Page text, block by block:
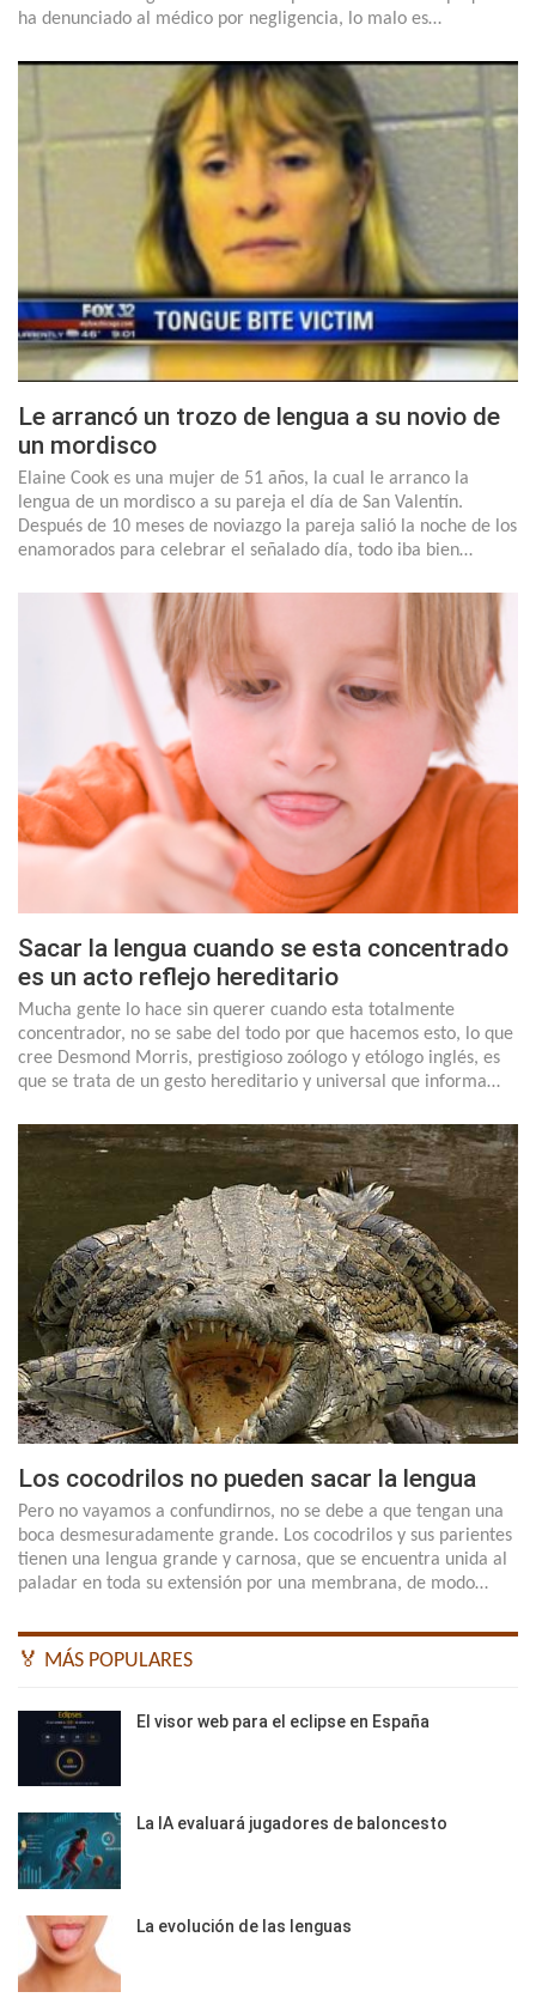
ha denunciado al médico por negligencia, lo malo es…
Le arrancó un trozo de lengua a su novio de
un mordisco
Elaine Cook es una mujer de 51 años, la cual le arranco la
lengua de un mordisco a su pareja el día de San Valentín.
Después de 10 meses de noviazgo la pareja salió la noche de los
enamorados para celebrar el señalado día, todo iba bien…
Sacar la lengua cuando se esta concentrado
es un acto reflejo hereditario
Mucha gente lo hace sin querer cuando esta totalmente
concentrador, no se sabe del todo por que hacemos esto, lo que
cree Desmond Morris, prestigioso zoólogo y etólogo inglés, es
que se trata de un gesto hereditario y universal que informa…
Los cocodrilos no pueden sacar la lengua
Pero no vayamos a confundirnos, no se debe a que tengan una
boca desmesuradamente grande. Los cocodrilos y sus parientes
tienen una lengua grande y carnosa, que se encuentra unida al
paladar en toda su extensión por una membrana, de modo…
🏅 MÁS POPULARES
El visor web para el eclipse en España
La IA evaluará jugadores de baloncesto
La evolución de las lenguas